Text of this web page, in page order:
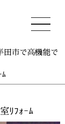
市で高機能で
ﾑ
ﾘﾌｫｰﾑ